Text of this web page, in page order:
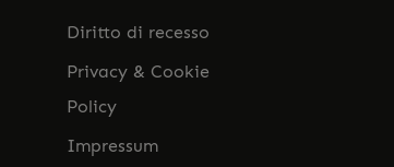
Diritto di recesso
Privacy & Cookie
Policy
Impressum